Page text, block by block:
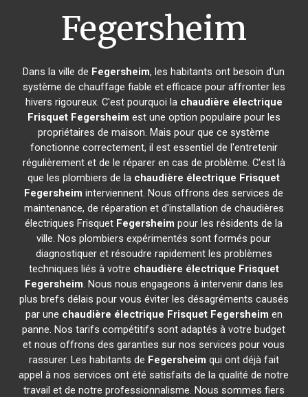
Fegersheim
Dans la ville de Fegersheim, les habitants ont besoin d'un
système de chauffage fiable et efficace pour affronter les
hivers rigoureux. C'est pourquoi la chaudière électrique
Frisquet Fegersheim est une option populaire pour les
propriétaires de maison. Mais pour que ce système
fonctionne correctement, il est essentiel de l'entretenir
régulièrement et de le réparer en cas de problème. C'est là
que les plombiers de la chaudière électrique Frisquet
Fegersheim interviennent. Nous offrons des services de
maintenance, de réparation et d'installation de chaudières
électriques Frisquet Fegersheim pour les résidents de la
ville. Nos plombiers expérimentés sont formés pour
diagnostiquer et résoudre rapidement les problèmes
techniques liés à votre chaudière électrique Frisquet
Fegersheim. Nous nous engageons à intervenir dans les
plus brefs délais pour vous éviter les désagréments causés
par une chaudière électrique Frisquet Fegersheim en
panne. Nos tarifs compétitifs sont adaptés à votre budget
et nous offrons des garanties sur nos services pour vous
rassurer. Les habitants de Fegersheim qui ont déjà fait
appel à nos services ont été satisfaits de la qualité de notre
travail et de notre professionnalisme. Nous sommes fiers